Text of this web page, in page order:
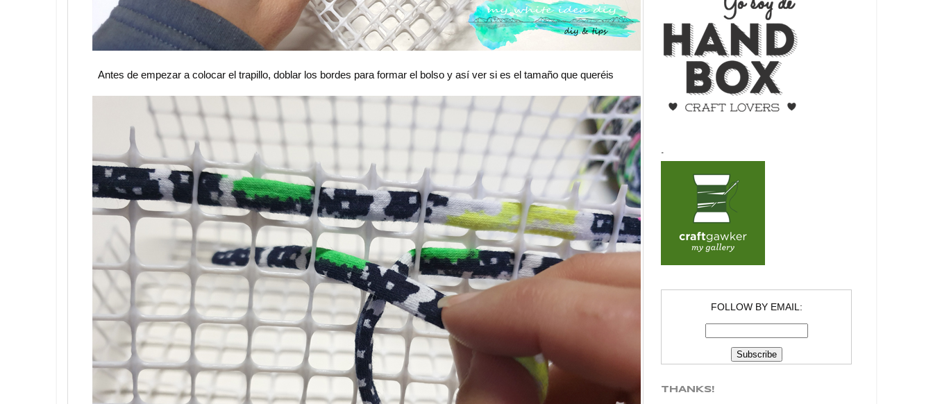
Antes de empezar a colocar el trapillo, doblar los bordes para formar el bolso y así ver si es el tamaño que queréis
.
FOLLOW BY EMAIL:
THANKS!